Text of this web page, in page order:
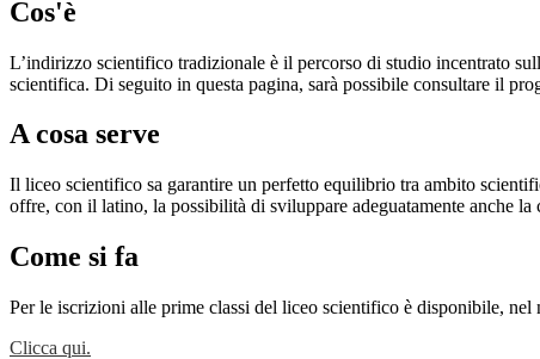
Cos'è
L’indirizzo scientifico tradizionale è il percorso di studio incentrato
scientifica. Di seguito in questa pagina, sarà possibile consultare il
A cosa serve
Il liceo scientifico sa garantire un perfetto equilibrio tra ambito
offre, con il latino, la possibilità di sviluppare adeguatamente anche la
Come si fa
Per le iscrizioni alle prime classi del liceo scientifico è disponibile,
Clicca qui.